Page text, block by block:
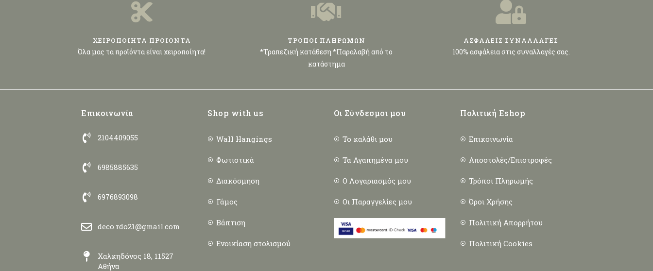
ΧΕΙΡΟΠΟΙΗΤΑ ΠΡΟΙΟΝΤΑ
Όλα μας τα προϊόντα είναι χειροποίητα!
ΤΡΟΠΟΙ ΠΛΗΡΩΜΩΝ
*Τραπεζική κατάθεση *Παραλαβή από το
κατάστημα
ΑΣΦΑΛΕΙΣ ΣΥΝΑΛΛΑΓΕΣ
100% ασφάλεια στις συναλλαγές σας.
Επικοινωνία
2104409055
6985885635
6976893098
deco.rdo21@gmail.com
Χαλκηδόνος 18, 11527
Αθήνα
Shop with us
Wall Hangings
Φωτιστικά
Διακόσμηση
Γάμος
Βάπτιση
Ενοικίαση στολισμού
Οι Σύνδεσμοι μου
Το καλάθι μου
Τα Αγαπημένα μου
Ο Λογαριασμός μου
Οι Παραγγελίες μου
Πολιτική Eshop
Επικοινωνία
Αποστολές/Επιστροφές
Τρόποι Πληρωμής
Όροι Χρήσης
Πολιτική Απορρήτου
Πολιτική Cookies